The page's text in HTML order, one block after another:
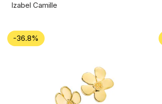
Izabel Camille
-36.8%